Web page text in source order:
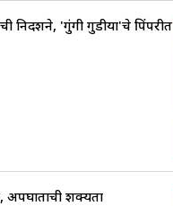
निदर्शने, 'गुंगी गुडीया'चे पिंपरीत
अपघाताची शक्यता